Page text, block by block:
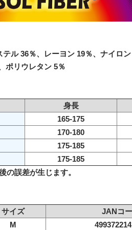
テル 36％、レーヨン 19％、ナイロ
ポリウレタン 5％
身長
165-175
170-180
175-185
175-185
の誤差が生じます。
サイズ
JANコ
M